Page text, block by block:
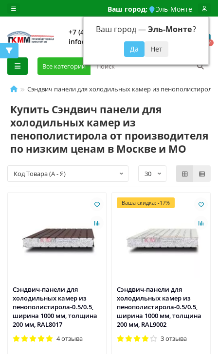
Ваш город: Эль-Монте
Ваш город —Эль-Монте?
+7 (499) 648-92-94
info@evroshtaketnikmoskva.ru
0
Все категории
Сэндвич панели для холодильных камер из пенополистирола
Купить Сэндвич панели для
холодильных камер из
пенополистирола от производителя
по низким ценам в Москве и МО
Сэндвич-панели для
холодильных камер из
пенополистирола-0.5/0.5,
ширина 1000 мм, толщина
200 мм, RAL8017
4 отзыва
Ваша скидка: -17%
Сэндвич-панели для
холодильных камер из
пенополистирола-0.5/0.5,
ширина 1000 мм, толщина
200 мм, RAL9002
3 отзыва